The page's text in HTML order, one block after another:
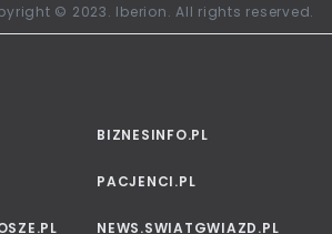
© 2023. Iberion. All rights reserved.
BIZNESINFO.PL
PACJENCI.PL
NEWS.SWIATGWIAZD.PL